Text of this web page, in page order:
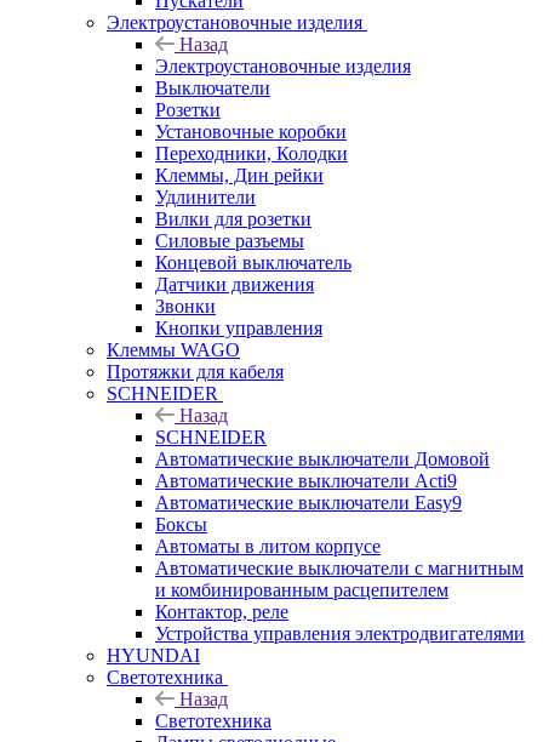
Электроустановочные изделия
Назад
Электроустановочные изделия
Выключатели
Розетки
Установочные коробки
Переходники, Колодки
Клеммы, Дин рейки
Удлинители
Вилки для розетки
Силовые разъемы
Концевой выключатель
Датчики движения
Звонки
Кнопки управления
Клеммы WAGO
Протяжки для кабеля
SCHNEIDER
Назад
SCHNEIDER
Автоматические выключатели Домовой
Автоматические выключатели Acti9
Автоматические выключатели Easy9
Боксы
Автоматы в литом корпусе
Автоматические выключатели с магнитным
и комбинированным расцепителем
Контактор, реле
Устройства управления электродвигателями
HYUNDAI
Светотехника
Назад
Светотехника